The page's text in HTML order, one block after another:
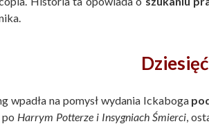
wpadła na pomysł wydania Ickaboga
Harrym Potterze i Insygniach Śmierci ,